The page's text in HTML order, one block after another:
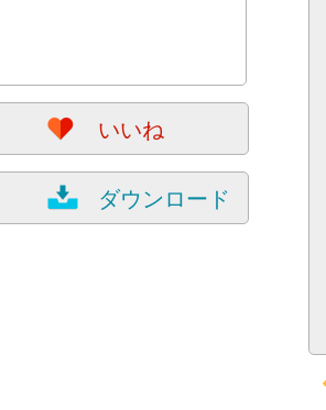
いいね
ダウンロード